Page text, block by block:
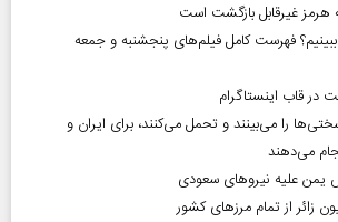
هرمز غیرقابل بازگشت است
فهرست کامل فیلم‌های پنجشنبه و جمعه
در قاب اینستاگرام
را می‌بینند و تحمل می‌کنند، برای ایران و
می‌دهند
یمن علیه نیروهای سعودی